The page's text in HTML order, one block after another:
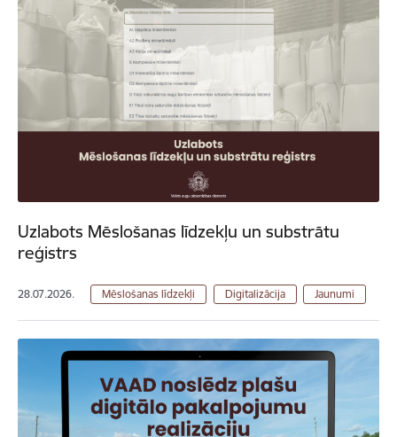
Uzlabots Mēslošanas līdzekļu un substrātu
reģistrs
28.07.2026. Mēslošanas līdzekļi Digitalizācija Jaunumi